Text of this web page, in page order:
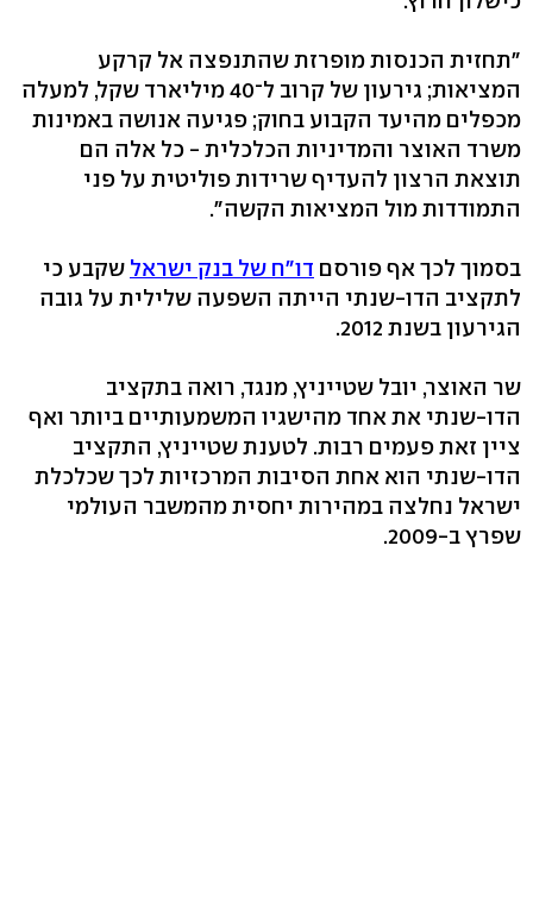
"תחזית הכנסות מופרזת שהתנפצה אל קרקע
המציאות; גירעון של קרוב ל־40 מיליארד שקל, למעלה
מכפלים מהיעד הקבוע בחוק; פגיעה אנושה באמינות
משרד האוצר והמדיניות הכלכלית - כל אלה הם
תוצאת הרצון להעדיף שרידות פוליטית על פני
התמודדות מול המציאות הקשה".
בסמוך לכך אף פורסם דו"ח של בנק ישראל שקבע כי
לתקציב הדו-שנתי הייתה השפעה שלילית על גובה
הגירעון בשנת 2012.
שר האוצר, יובל שטייניץ, מנגד, רואה בתקציב
הדו-שנתי את אחד מהישגיו המשמעותיים ביותר ואף
ציין זאת פעמים רבות. לטענת שטייניץ, התקציב
הדו-שנתי הוא אחת הסיבות המרכזיות לכך שכלכלת
ישראל נחלצה במהירות יחסית מהמשבר העולמי
שפרץ ב-2009.